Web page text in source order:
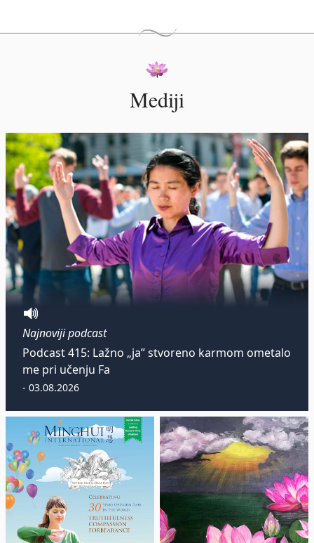
Mediji
Najnoviji podcast
Podcast 415: Lažno „ja” stvoreno karmom ometalo
me pri učenju Fa
- 03.08.2026